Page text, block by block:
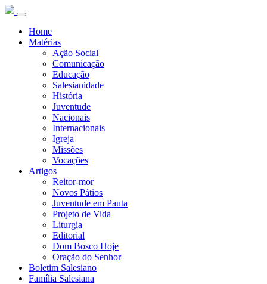
Home
Matérias
Ação Social
Comunicação
Educação
Salesianidade
História
Juventude
Nacionais
Internacionais
Igreja
Missões
Vocações
Artigos
Reitor-mor
Novos Pátios
Juventude em Pauta
Projeto de Vida
Liturgia
Editorial
Dom Bosco Hoje
Oração do Senhor
Boletim Salesiano
Família Salesiana